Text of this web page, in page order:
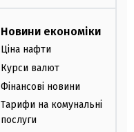
Новини економіки
Ціна нафти
Курси валют
Фінансові новини
Тарифи на комунальні
послуги